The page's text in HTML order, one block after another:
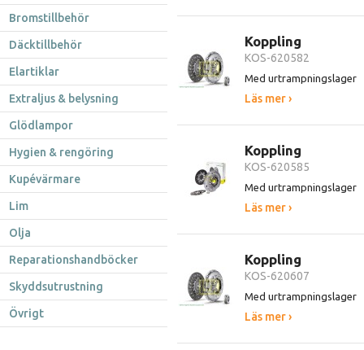
Bromstillbehör
Däcktillbehör
Elartiklar
Extraljus & belysning
Glödlampor
Hygien & rengöring
Kupévärmare
Lim
Olja
Reparationshandböcker
Skyddsutrustning
Övrigt
Koppling
KOS-620582
Med urtrampningslager
Läs mer ›
Koppling
KOS-620585
Med urtrampningslager
Läs mer ›
Koppling
KOS-620607
Med urtrampningslager
Läs mer ›